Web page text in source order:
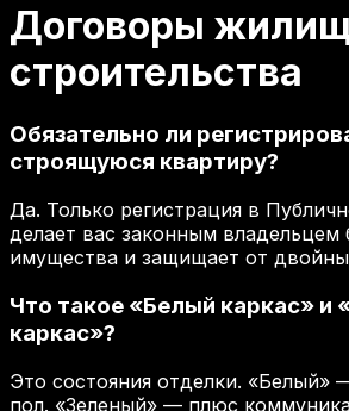
Договоры
строительства
Обязательно ли
строящуюся квартиру?
Да. Только регистрация в
делает вас законным владельцем
имущества и защищает от
Что такое «Белый каркас» и
каркас»?
Это состояния отделки. «Белый»
пол. «Зеленый» — плюс